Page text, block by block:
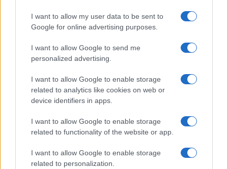
I want to allow my user data to be sent to
Google for online advertising purposes.
I want to allow Google to send me
personalized advertising.
I want to allow Google to enable storage
related to analytics like cookies on web or
device identifiers in apps.
I want to allow Google to enable storage
related to functionality of the website or app.
I want to allow Google to enable storage
related to personalization.
Fontana verrà archiviata riguardo agli ultimi reati
che gli vengono contestati, ma forse, a quel
punto, il danno sarà fatto e la notizia occuperà un
trafiletto nelle pagine interne dei giornali, tra una
news sulla cellulite di Meghan Markle e un
panegirico filo-governativo. Fontana è stato eletto
nel 2018 con una valanga di voti: il 59 per cento
dei cittadini lombardi gli ha espresso fiducia.